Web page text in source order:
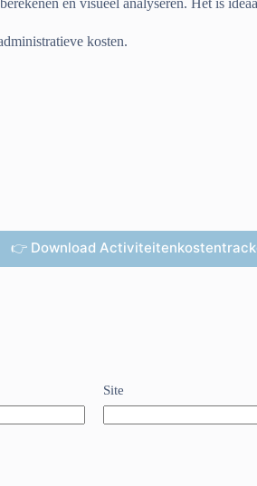
en visueel analyseren. Het is
👉 Download
Site